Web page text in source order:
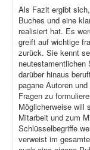
Als Fazit ergibt
Buches und eine
realisiert hat. Es
greift auf wichtige
zurück. Sie kennt
neutestamentlichen
darüber hinaus
pagane Autoren
Fragen zu
Möglicherweise will
Mitarbeit und zum
Schlüsselbegriffe
verweist im